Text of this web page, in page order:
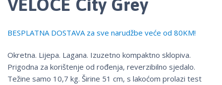
VELOCE City Grey
BESPLATNA DOSTAVA za sve narudžbe veće od 80KM!
Okretna. Lijepa. Lagana. Izuzetno kompaktno sklopiva.
Prigodna za korištenje od rođenja, reverzibilno sjedalo.
Težine samo 10,7 kg. Širine 51 cm, s lakoćom prolazi test